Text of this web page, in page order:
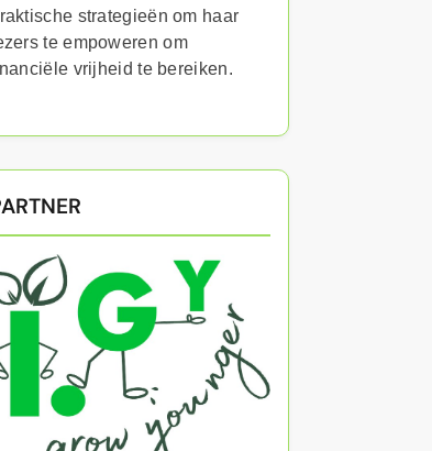
strategieën om haar
te empoweren om
vrijheid te bereiken.